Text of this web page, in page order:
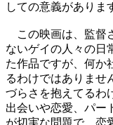
しての意義がありま
この映画は、監督
ないゲイの人々の日
た作品ですが、何か
るわけではありませ
づらさを抱えてるわ
出会いや恋愛、パー